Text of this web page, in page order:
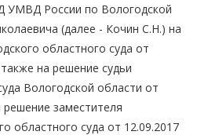
России по Вологодской
(далее - Кочин С.Н.) на
областного суда от
на решение судьи
Вологодской области от
заместителя
областного суда от 12.09.2017